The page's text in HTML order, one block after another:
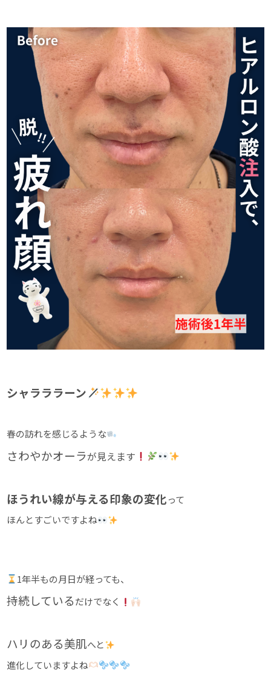
シャラララーン
春の訪れを感じるような
さわやかオーラが見えます
ほうれい線が与える印象の変化って
ほんとすごいですよね
1年半もの月日が経っても、
持続しているだけでなく
ハリのある美肌へと
進化していますよね